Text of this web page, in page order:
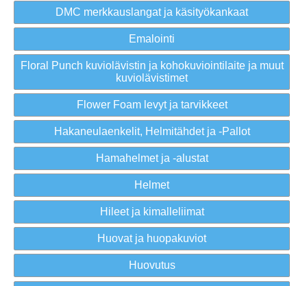
DMC merkkauslangat ja käsityökankaat
Emalointi
Floral Punch kuviolävistin ja kohokuviointilaite ja muut
kuviolävistimet
Flower Foam levyt ja tarvikkeet
Hakaneulaenkelit, Helmitähdet ja -Pallot
Hamahelmet ja -alustat
Helmet
Hileet ja kimalleliimat
Huovat ja huopakuviot
Huovutus